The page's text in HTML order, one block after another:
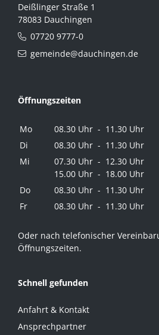
Deißlinger Straße 1
78083 Dauchingen
07720 9777-0
gemeinde@dauchingen.de
Öffnungszeiten
Mo
08.30 Uhr - 11.30 Uhr
Di
08.30 Uhr - 11.30 Uhr
Mi
07.30 Uhr - 12.30 Uhr
15.00 Uhr - 18.00 Uhr
Do
08.30 Uhr - 11.30 Uhr
Fr
08.30 Uhr - 11.30 Uhr
Oder nach telefonischer
Öffnungszeiten.
Schnell gefunden
Anfahrt & Kontakt
Ansprechpartner